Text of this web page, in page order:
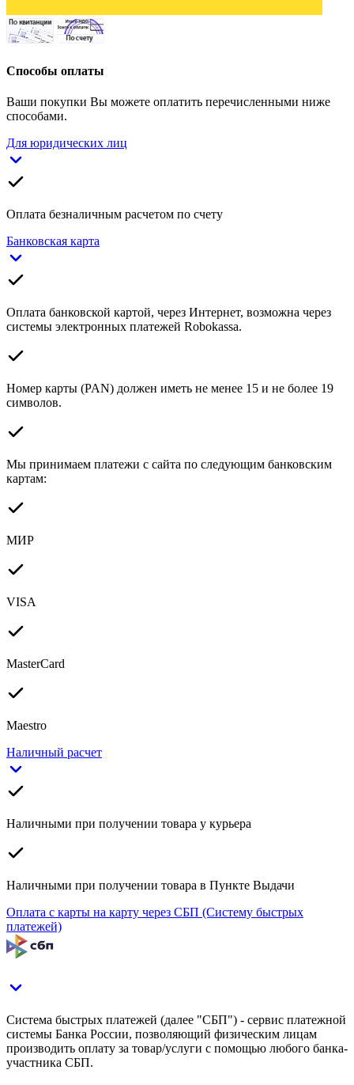
Способы оплаты
Ваши покупки Вы можете оплатить перечисленными ниже
способами.
Для юридических лиц
Оплата безналичным расчетом по счету
Банковская карта
Оплата банковской картой, через Интернет, возможна через
системы электронных платежей Robokassa.
Номер карты (PAN) должен иметь не менее 15 и не более 19
символов.
Мы принимаем платежи с сайта по следующим банковским
картам:
МИР
VISA
MasterCard
Maestro
Наличный расчет
Наличными при получении товара у курьера
Наличными при получении товара в Пункте Выдачи
Оплата с карты на карту через СБП (Систему быстрых
платежей)
Система быстрых платежей (далее "СБП") - сервис платежной
системы Банка России, позволяющий физическим лицам
производить оплату за товар/услуги с помощью любого банка-
участника СБП.